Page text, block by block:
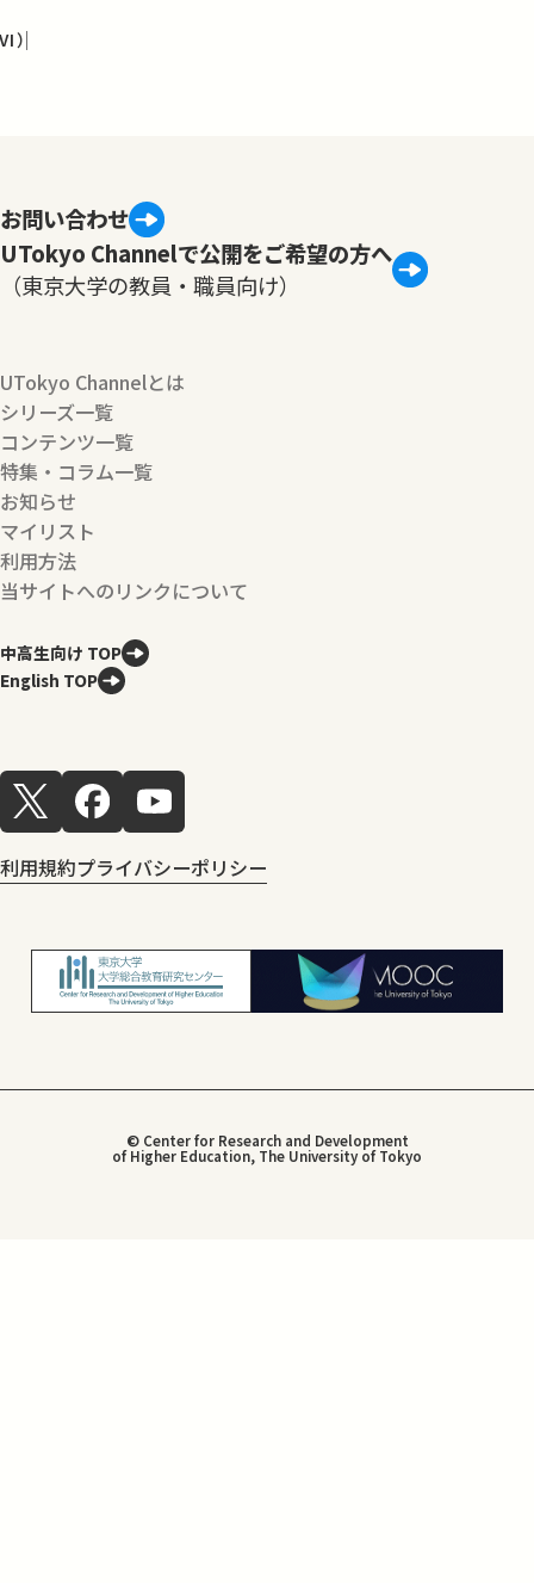
）
お問い合わせ
UTokyo Channelで公開をご希望の方へ
（東京大学の教員・職員向け）
UTokyo Channelとは
シリーズ一覧
コンテンツ一覧
特集・コラム一覧
お知らせ
マイリスト
利用方法
当サイトへのリンクについて
中高生向け TOP
English TOP
利用規約プライバシーポリシー
© Center for Research and Development
of Higher Education, The University of Tokyo